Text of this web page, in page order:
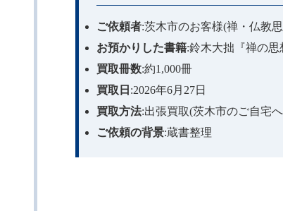
ご依頼者:茨木市のお客様(禅・仏教
お預かりした書籍:鈴木大拙『禅の
買取冊数:約1,000冊
買取日 :2026年6月27日
買取方法:出張買取(茨木市のご自宅
ご依頼の背景:蔵書整理